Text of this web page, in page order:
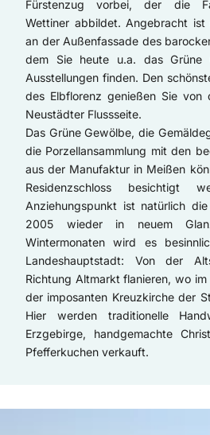
Fürstenzug vorbei, der die
Wettiner abbildet. Angebracht ist
an der Außenfassade des
dem Sie heute u.a. das Grüne
Ausstellungen finden. Den
des Elbflorenz genießen Sie von
Neustädter Flussseite.
Das Grüne Gewölbe, die
die Porzellansammlung mit den
aus der Manufaktur in Meißen
Residenzschloss besichtigt
Anziehungspunkt ist natürlich
2005 wieder in neuem
Wintermonaten wird es
Landeshauptstadt: Von der
Richtung Altmarkt flanieren, wo
der imposanten Kreuzkirche der
Hier werden traditionelle
Erzgebirge, handgemachte
Pfefferkuchen verkauft.